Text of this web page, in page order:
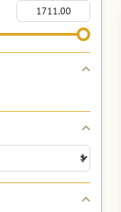
Do: